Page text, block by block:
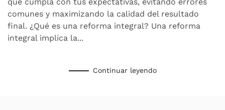
comunes y maximizando la calidad del resultado
final. ¿Qué es una reforma integral? Una reforma
integral implica la...
Continuar leyendo